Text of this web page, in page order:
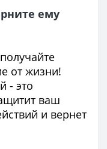
ему
от жизни!
- это
ваш
и вернет